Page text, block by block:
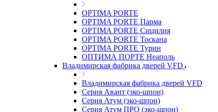
OPTIMA PORTE
OPTIMA PORTE Парма
OPTIMA PORTE Сицилия
OPTIMA PORTE Тоскана
OPTIMA PORTE Турин
ОПТИМА ПОРТЕ Неаполь
Владимирская фабрика дверей VFD
Владимирская фабрика дверей VFD
Серия Авант (эко-шпон)
Серия Атум (эко-шпон)
Серия Атум ПРО (эко-шпон)